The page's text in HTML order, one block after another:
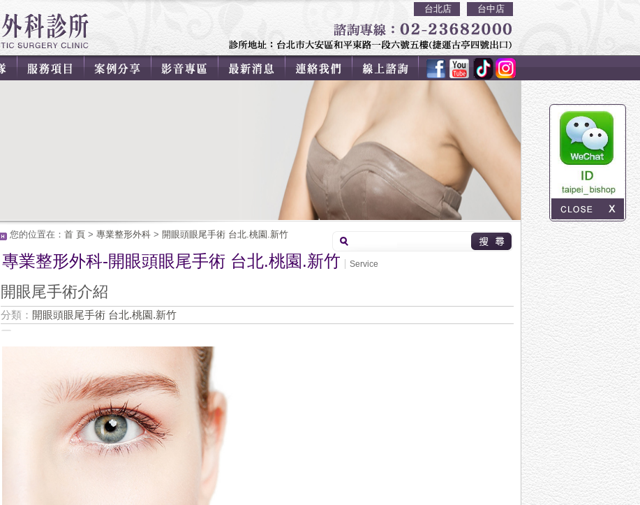
台北店 台中店
您的位置在： 首 頁 > 專業整形外科 > 開眼頭眼尾手術 台北.桃園.新竹
專業整形外科-開眼頭眼尾手術 台北.桃園.新竹 Service
開眼尾手術介紹
分類： 開眼頭眼尾手術 台北.桃園.新竹